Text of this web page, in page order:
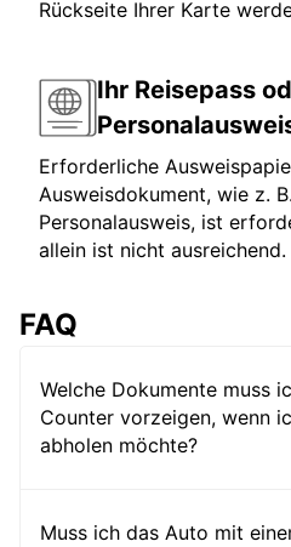
Rückseite Ihrer Karte
Ihr Reisepass
Erforderliche
Ausweisdokument, wie z.
Personalausweis, ist
allein ist nicht ausreichend.
FAQ
Welche Dokumente muss
Counter vorzeigen, wenn
abholen möchte?
Muss ich das Auto mit